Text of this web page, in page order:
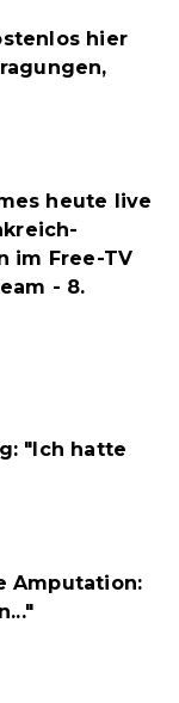
hier
heute live
im Free-TV
- 8.
"Ich hatte
Amputation: